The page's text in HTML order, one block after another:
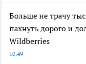
Больше не трачу
пахнуть дорого и
Wildberries
10:49